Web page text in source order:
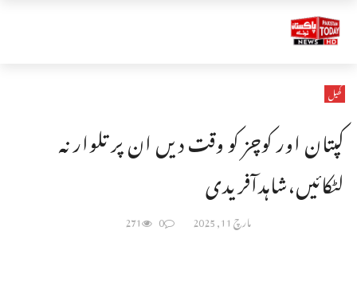
کھیل
کپتان اور کوچز کو وقت دیں ان پر تلوار نہ
لٹکائیں،شاہدآفریدی
مارچ 11, 2025 0
271